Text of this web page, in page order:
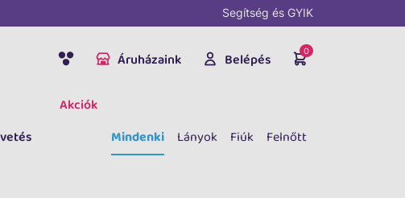
Segítség és GYIK
Áruházaink Belépés 0
Akciók
Mindenki
Lányok Fiúk Felnőtt